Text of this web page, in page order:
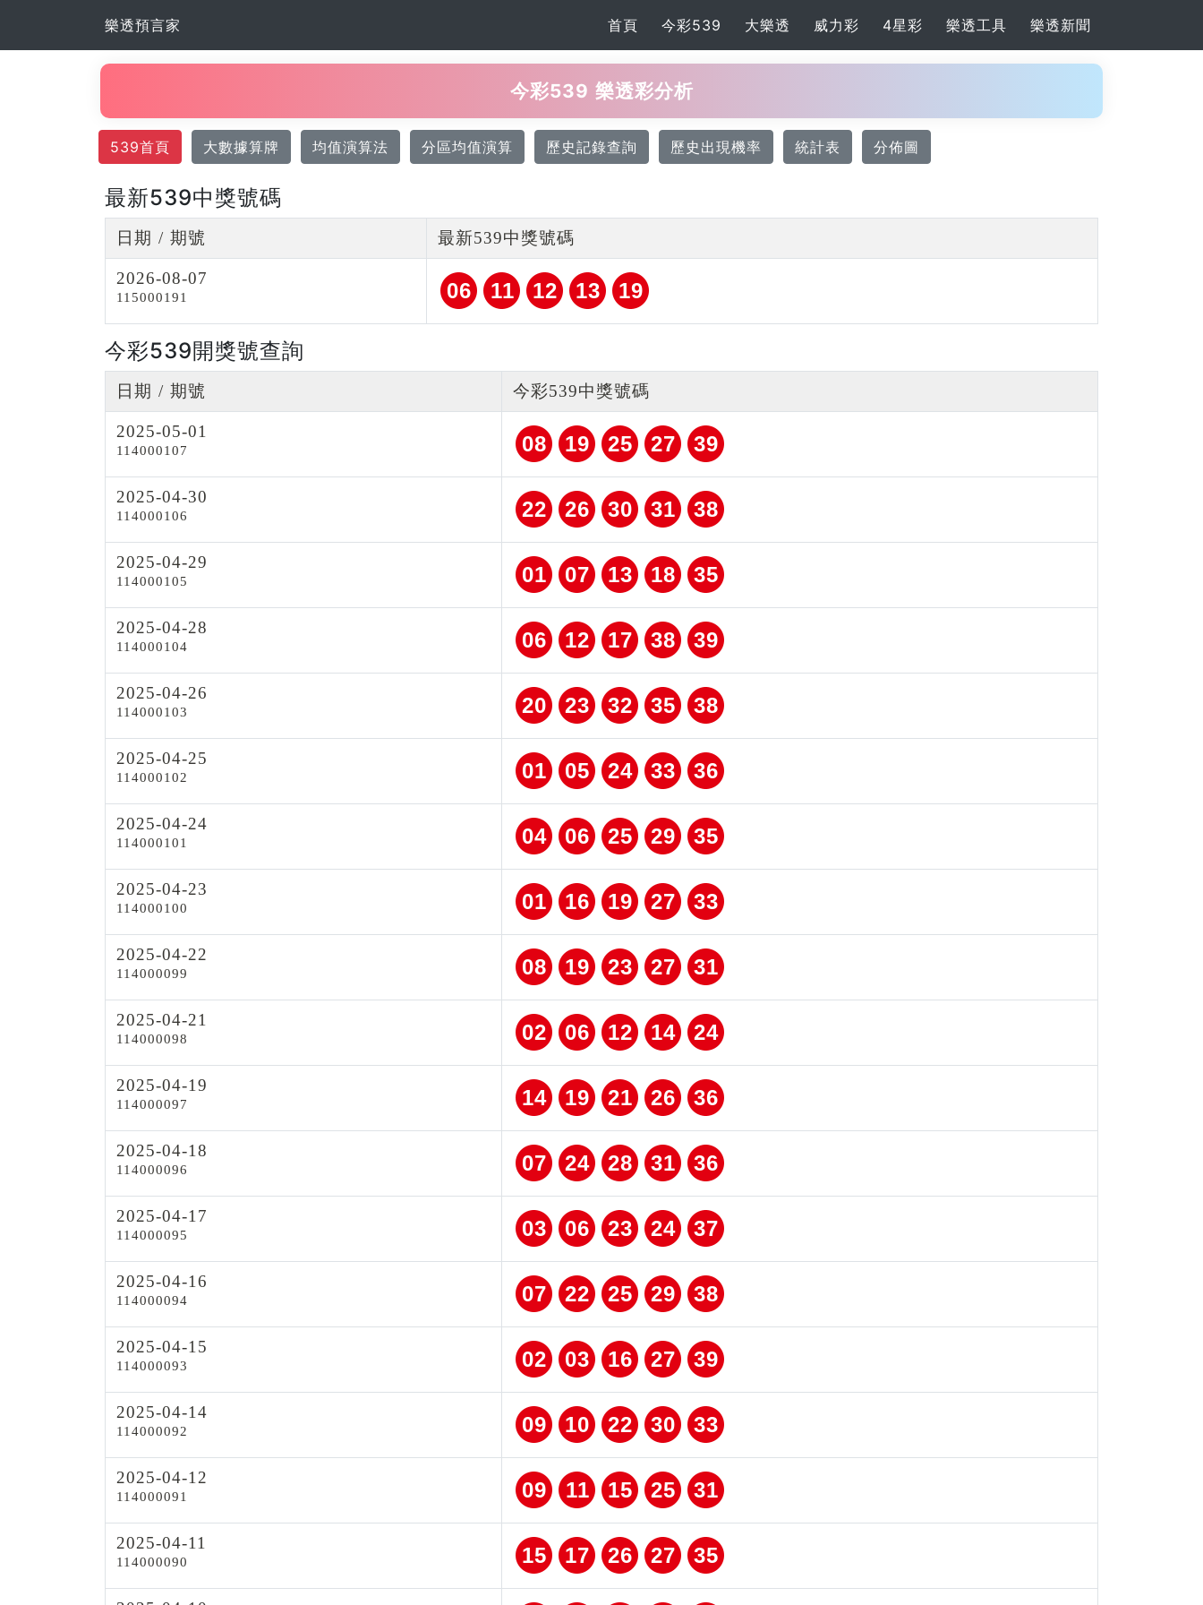
樂透預言家 首頁 今彩539 大樂透 威力彩 4星彩 樂透工具 樂透新聞
今彩539 樂透彩分析
539首頁 大數據算牌 均值演算法 分區均值演算 歷史記錄查詢 歷史出現機率 統計表 分佈圖
最新539中獎號碼
日期 / 期號 最新539中獎號碼
2026-08-07
115000191 06 11 12 13 19
今彩539開獎號查詢
日期 / 期號 今彩539中獎號碼
2025-05-01
114000107 08 19 25 27 39
2025-04-30
114000106 22 26 30 31 38
2025-04-29
114000105 01 07 13 18 35
2025-04-28
114000104 06 12 17 38 39
2025-04-26
114000103 20 23 32 35 38
2025-04-25
114000102 01 05 24 33 36
2025-04-24
114000101 04 06 25 29 35
2025-04-23
114000100 01 16 19 27 33
2025-04-22
114000099 08 19 23 27 31
2025-04-21
114000098 02 06 12 14 24
2025-04-19
114000097 14 19 21 26 36
2025-04-18
114000096 07 24 28 31 36
2025-04-17
114000095 03 06 23 24 37
2025-04-16
114000094 07 22 25 29 38
2025-04-15
114000093 02 03 16 27 39
2025-04-14
114000092 09 10 22 30 33
2025-04-12
114000091 09 11 15 25 31
2025-04-11
114000090 15 17 26 27 35